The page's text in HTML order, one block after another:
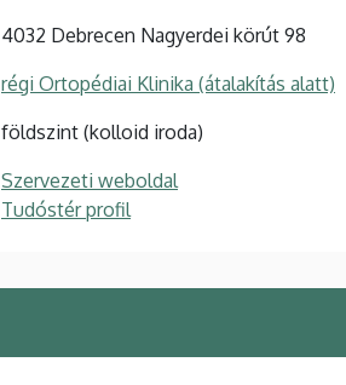
4032 Debrecen Nagyerdei körút 98
régi Ortopédiai Klinika (átalakítás alatt)
földszint (kolloid iroda)
Szervezeti weboldal
Tudóstér profil